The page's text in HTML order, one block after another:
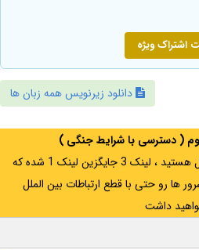
اشتراک ویژه
دانلود زیرنویس همه زبان ها
( دسترسی با شرایط جنگی )
اگر از ایران به آدرس مخفی متصل هستید ، لینک 3 جایگزین لینک 1 شده که
ها رو حتی با قطع ارتباطات بین الملل
داشت